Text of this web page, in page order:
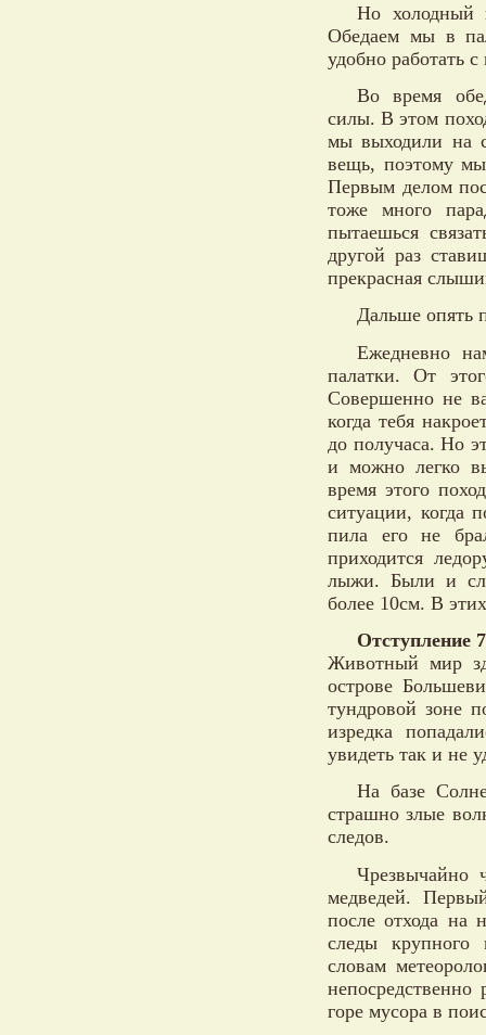
Но холодный
Обедаем мы в
удобно работать
Во время
силы. В этом
мы выходили на
вещь, поэтому мы
Первым делом
тоже много
пытаешься
другой раз
прекрасная
Дальше опять
Ежедневно
палатки. От
Совершенно не
когда тебя
до получаса. Но
и можно легко
время этого
ситуации, когда
пила его не
приходится
лыжи. Были и
более 10см. В этих
Отступление
Животный мир
острове
тундровой зоне
изредка
увидеть так и не
На базе
страшно злые
следов.
Чрезвычайно
медведей.
после отхода на
следы крупного
словам
горе мусора в